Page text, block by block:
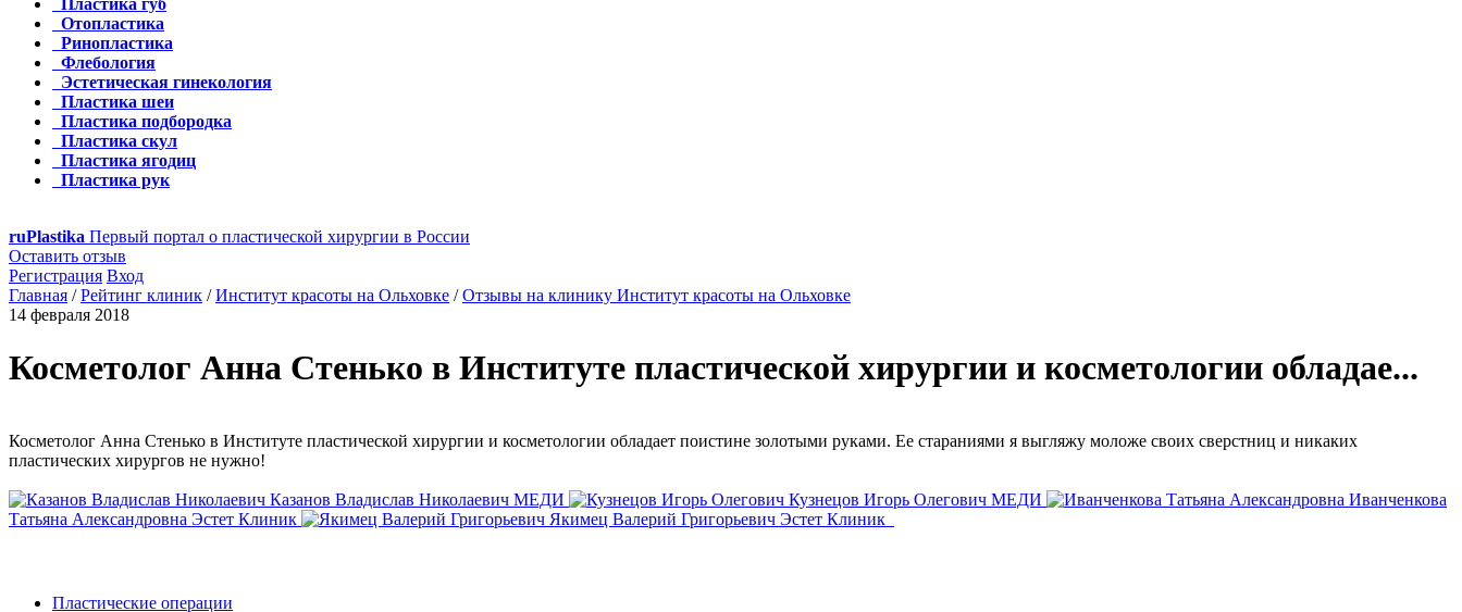
Пластика губ
Отопластика
Ринопластика
Флебология
Эстетическая гинекология
Пластика шеи
Пластика подбородка
Пластика скул
Пластика ягодиц
Пластика рук
ruPlastika Первый портал о пластической хирургии в России
Оставить отзыв
Регистрация Вход
Главная /Рейтинг клиник /Институт красоты на Ольховке /Отзывы на клинику Институт красоты на Ольховке
14 февраля 2018
Косметолог Анна Стенько в Институте пластической хирургии и косметологии обладае...
Косметолог Анна Стенько в Институте пластической хирургии и косметологии обладает поистине золотыми руками. Ее стараниями я выгляжу моложе своих сверстниц и никаких
пластических хирургов не нужно!
Казанов Владислав Николаевич МЕДИ Кузнецов Игорь Олегович МЕДИ
Иванченкова
Татьяна Александровна Эстет Клиник Якимец Валерий Григорьевич Эстет Клиник
Пластические операции